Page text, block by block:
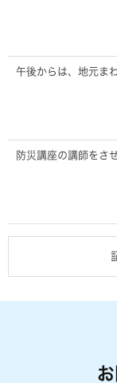
午後からは、地元ま
防災講座の講師をさ